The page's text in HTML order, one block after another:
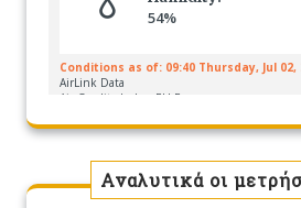
Αναλυτικά οι